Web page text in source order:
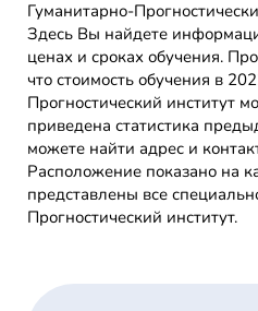
Гуманитарно-
Здесь Вы найдете
ценах и сроках обучения.
что стоимость обучения в
Прогностический институт
приведена статистика
можете найти адрес и
Расположение показано на
представлены все
Прогностический институт.